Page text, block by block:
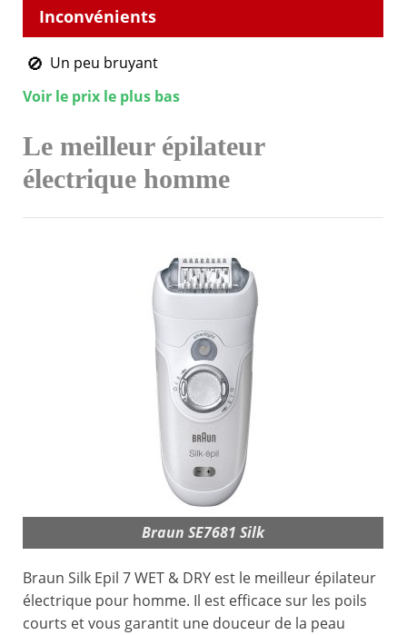
Un peu bruyant
Voir le prix le plus bas
Le meilleur épilateur
électrique homme
Braun SE7681 Silk
Braun Silk Epil 7 WET & DRY est le meilleur épilateur
électrique pour homme. Il est efficace sur les poils
courts et vous garantit une douceur de la peau